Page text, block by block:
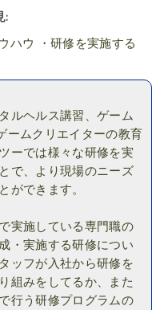
:
ハウ ・研修を実施する
ルヘルス講習、ゲーム
ームクリエイターの教育
ーでは様々な研修を実
で、より現場のニーズ
ができます。
実施している専門職の
・実施する研修につい
ッフが入社から研修を
組みをしてるか、また
行う研修プログラムの